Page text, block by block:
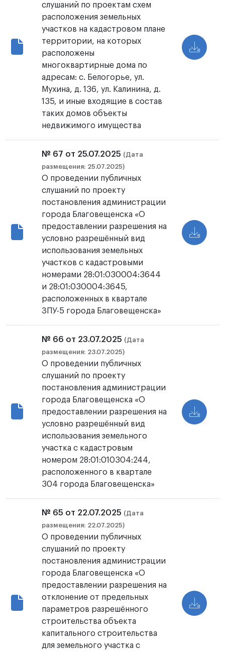
слушаний по проектам схем
расположения земельных
участков на кадастровом плане
территории, на которых
расположены
многоквартирные дома по
адресам: с. Белогорье, ул.
Мухина, д. 136, ул. Калинина, д.
135, и иные входящие в состав
таких домов объекты
недвижимого имущества
№ 67 от 25.07.2025 (Дата
размещения: 25.07.2025)
О проведении публичных
слушаний по проекту
постановления администрации
города Благовещенска «О
предоставлении разрешения на
условно разрешённый вид
использования земельных
участков с кадастровыми
номерами 28:01:030004:3644
и 28:01:030004:3645,
расположенных в квартале
ЗПУ-5 города Благовещенска»
№ 66 от 23.07.2025 (Дата
размещения: 23.07.2025)
О проведении публичных
слушаний по проекту
постановления администрации
города Благовещенска «О
предоставлении разрешения на
условно разрешённый вид
использования земельного
участка с кадастровым
номером 28:01:010304:244,
расположенного в квартале
304 города Благовещенска»
№ 65 от 22.07.2025 (Дата
размещения: 22.07.2025)
О проведении публичных
слушаний по проекту
постановления администрации
города Благовещенска «О
предоставлении разрешения на
отклонение от предельных
параметров разрешённого
строительства объекта
капитального строительства
для земельного участка с